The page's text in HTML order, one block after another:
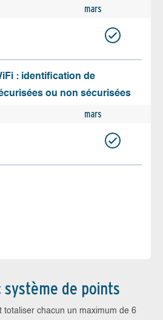
mars
: identification de
ou non sécurisées
mars
système de points
totaliser chacun un maximum de 6